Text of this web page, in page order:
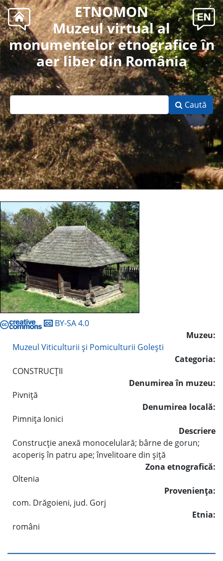
ETNOMON
Muzeul virtual al
monumentelor etnografice în
aer liber din România
Caută
BY-SA 4.0
Muzeu:
Muzeul Viticulturii şi Pomiculturii Goleşti
Categoria:
CONSTRUCŢII
Denumirea în muzeu:
Pivniţă
Denumirea locală:
Pimniţa Ionici
Descriere
Construcţie anexă monocelulară; bârne de gorun;
acoperiş în patru ape; învelitoare din şiţă
Zona etnografică:
Oltenia
Provenienţa:
com. Drăgoieni, jud. Gorj
Etnia:
români